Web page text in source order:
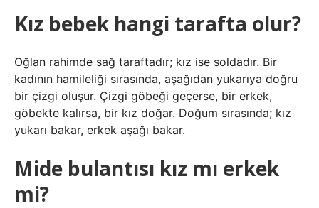
Kız bebek hangi tarafta olur?
Oğlan rahimde sağ taraftadır; kız ise soldadır. Bir
kadının hamileliği sırasında, aşağıdan yukarıya doğru
bir çizgi oluşur. Çizgi göbeği geçerse, bir erkek,
göbekte kalırsa, bir kız doğar. Doğum sırasında; kız
yukarı bakar, erkek aşağı bakar.
Mide bulantısı kız mı erkek
mi?